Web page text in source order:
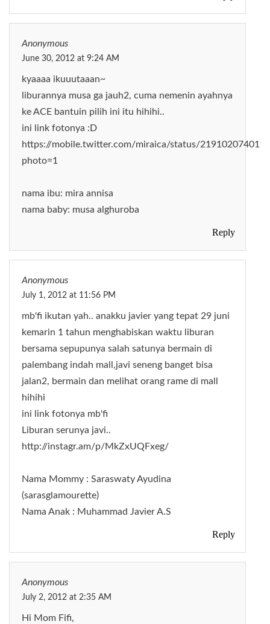
Anonymous
June 30, 2012 at 9:24 AM
kyaaaa ikuuutaaan~
liburannya musa ga jauh2, cuma nemenin ayahnya
ke ACE bantuin pilih ini itu hihihi..
ini link fotonya :D
https://mobile.twitter.com/miraica/status/
photo=1
nama ibu: mira annisa
nama baby: musa alghuroba
Reply
Anonymous
July 1, 2012 at 11:56 PM
mb'fi ikutan yah.. anakku javier yang tepat 29 juni
kemarin 1 tahun menghabiskan waktu liburan
bersama sepupunya salah satunya bermain di
palembang indah mall,javi seneng banget bisa
jalan2, bermain dan melihat orang rame di mall
hihihi
ini link fotonya mb'fi
Liburan serunya javi..
http://instagr.am/p/MkZxUQFxeg/
Nama Mommy : Saraswaty Ayudina
(sarasglamourette)
Nama Anak : Muhammad Javier A.S
Reply
Anonymous
July 2, 2012 at 2:35 AM
Hi Mom Fifi,